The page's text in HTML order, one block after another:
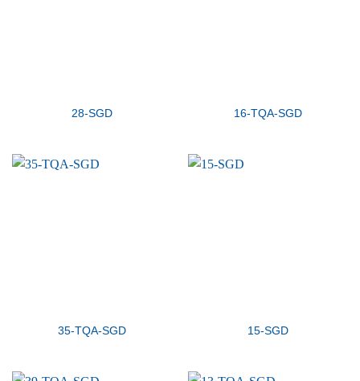
28-SGD 16-TQA-SGD
35-TQA-SGD 15-SGD